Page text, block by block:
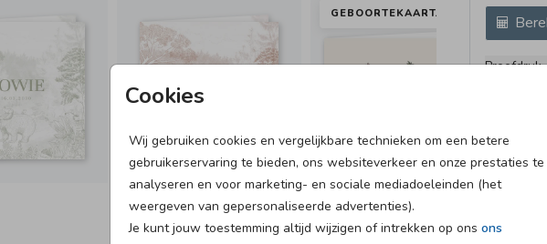
Cookies
Wij gebruiken cookies en vergelijkbare technieken om een betere
gebruikerservaring te bieden, ons websiteverkeer en onze prestaties te
analyseren en voor marketing- en sociale mediadoeleinden (het
weergeven van gepersonaliseerde advertenties).
Je kunt jouw toestemming altijd wijzigen of intrekken op ons ons
GEBOORTEKAARTJE
Proefdruk
13 × 13 cm
15 × 15 cm
Enveloppen